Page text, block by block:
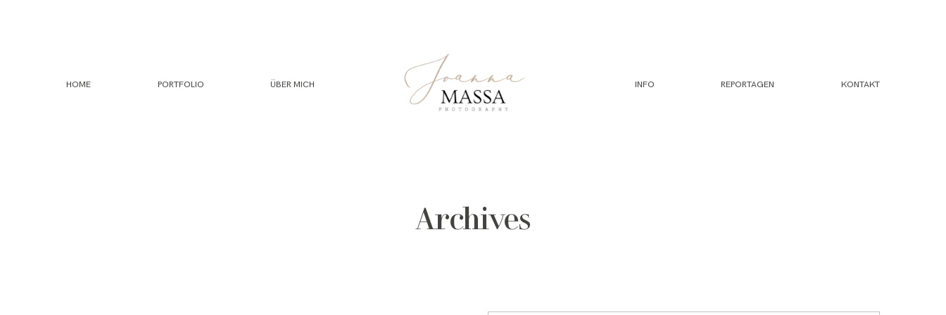
HOME PORTFOLIO ÜBER MICH INFO REPORTAGEN KONTAKT
Archives